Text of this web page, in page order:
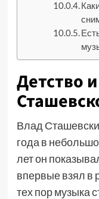
Детство
Влад
года в
лет он
впервые взял в
тех пор музыка